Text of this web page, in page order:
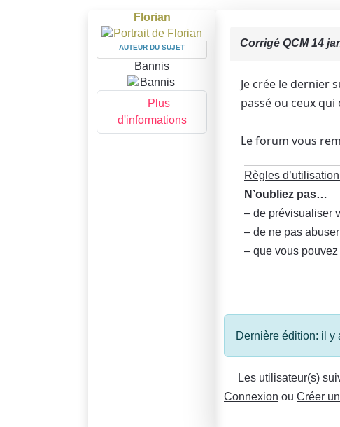
Florian
AUTEUR DU SUJET
Bannis
Plus
d'informations
Corrigé QCM 14
Je crée le dernier
passé ou ceux
Le forum vous
Règles
N’oubliez pas…
– de prévisualiser
– de ne pas
– que vous
Dernière édition: il y
Les utilisateur(s)
Connexion ou Créer